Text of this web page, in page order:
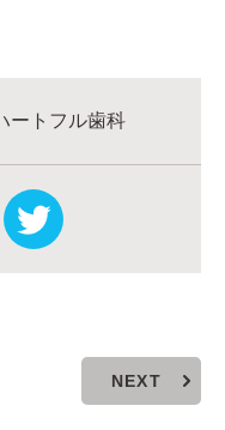
ートフル歯科
NEXT